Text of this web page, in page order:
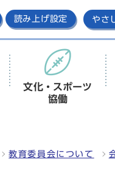
読み上げ設定 やさ
文化・スポーツ
協働
教育委員会について